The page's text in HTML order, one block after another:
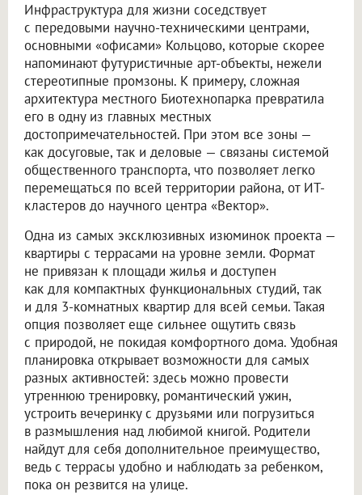
Инфраструктура для жизни соседствует
с передовыми научно-техническими центрами,
основными «офисами» Кольцово, которые скорее
напоминают футуристичные арт-объекты, нежели
стереотипные промзоны. К примеру, сложная
архитектура местного Биотехнопарка превратила
его в одну из главных местных
достопримечательностей. При этом все зоны —
как досуговые, так и деловые — связаны системой
общественного транспорта, что позволяет легко
перемещаться по всей территории района, от ИТ-
кластеров до научного центра «Вектор».
Одна из самых эксклюзивных изюминок проекта —
квартиры с террасами на уровне земли. Формат
не привязан к площади жилья и доступен
как для компактных функциональных студий, так
и для 3-комнатных квартир для всей семьи. Такая
опция позволяет еще сильнее ощутить связь
с природой, не покидая комфортного дома. Удобная
планировка открывает возможности для самых
разных активностей: здесь можно провести
утреннюю тренировку, романтический ужин,
устроить вечеринку с друзьями или погрузиться
в размышления над любимой книгой. Родители
найдут для себя дополнительное преимущество,
ведь с террасы удобно и наблюдать за ребенком,
пока он резвится на улице.